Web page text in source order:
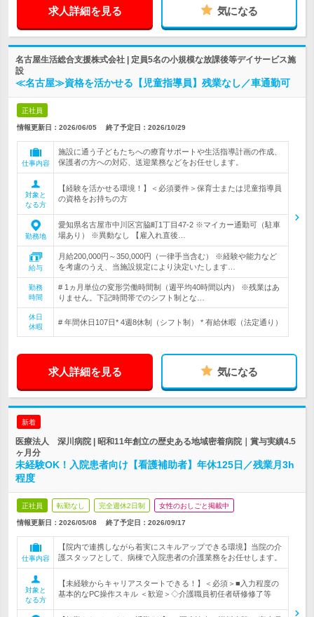
求人詳細を見る 気になる
名古屋生活総合支援株式会社 | 定員5名の小規模な放課後等デイサービス施
設
≪名古屋≫資格を活かせる【児童指導員】残業なし／車通勤可
正社員
情報更新日：2026/06/05 終了予定日： 2026/10/29
仕事内容
施設に通う子どもたちへの療育サポートや生活指導計画の作成、
保護者の方への対応、送迎業務などをお任せします。
対象と
なる方
【経験を活かせる環境！】＜必須要件＞保育士または児童指導員
の資格をお持ちの方
勤務地
愛知県名古屋市中川区宮脇町1丁目47-2 ※マイカー通勤可（駐車
場あり） ※異動なし 【雇入れ直後…
給与
月給200,000円～350,000円（一律手当含む） ※経験や能力など
を考慮のうえ、当施設規定により決定いたします…
勤務
時間
# 1ヵ月単位の変形労働時間制（週平均40時間以内） ※残業はあ
りません。下記時間帯でのシフト制とな…
休日
休暇
# 年間休日107日* 4週8休制（シフト制） * 有給休暇（法定通り）
求人詳細を見る 気になる
新着
医療法人 深川病院 | 昭和11年創立の歴史ある地域密着病院｜賞与実績4.5
ヶ月分
未経験OK！入院患者向け【看護補助者】年休125日／残業月3h
程度
正社員 転勤なし 完全週休2日制 女性のおしごと掲載中
情報更新日：2026/05/08 終了予定日： 2026/09/17
仕事内容
【院内で連携しながら着実にスキルアップできる環境】当院の介
護スタッフとして、病棟で入院患者の介護業務をお任せします。
対象と
なる方
【未経験からキャリアスタートできる！】＜必須＞■入力程度の
基本的なPC操作スキル ＜歓迎＞◇介護職員初任者研修修了等